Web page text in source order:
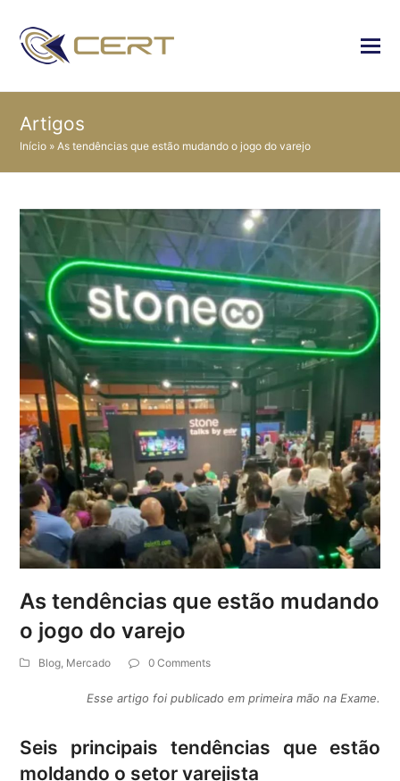
Artigos
Início »As tendências que estão mudando o jogo do varejo
As tendências que estão mudando
o jogo do varejo
Blog, Mercado 0 Comments
Esse artigo foi publicado em primeira mão na Exame.
Seis principais tendências que estão
moldando o setor varejista